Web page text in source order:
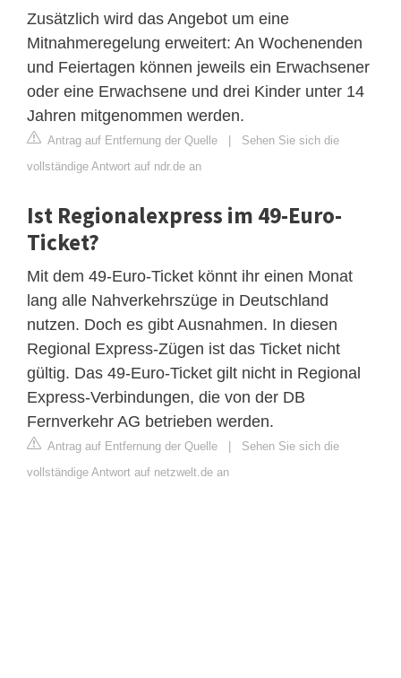
Zusätzlich wird das Angebot um eine
Mitnahmeregelung erweitert: An Wochenenden
und Feiertagen können jeweils ein Erwachsener
oder eine Erwachsene und drei Kinder unter 14
Jahren mitgenommen werden.
Antrag auf Entfernung der Quelle | Sehen Sie sich die
vollständige Antwort auf ndr.de an
Ist Regionalexpress im 49-Euro-
Ticket?
Mit dem 49-Euro-Ticket könnt ihr einen Monat
lang alle Nahverkehrszüge in Deutschland
nutzen. Doch es gibt Ausnahmen. In diesen
Regional Express-Zügen ist das Ticket nicht
gültig. Das 49-Euro-Ticket gilt nicht in Regional
Express-Verbindungen, die von der DB
Fernverkehr AG betrieben werden.
Antrag auf Entfernung der Quelle | Sehen Sie sich die
vollständige Antwort auf netzwelt.de an